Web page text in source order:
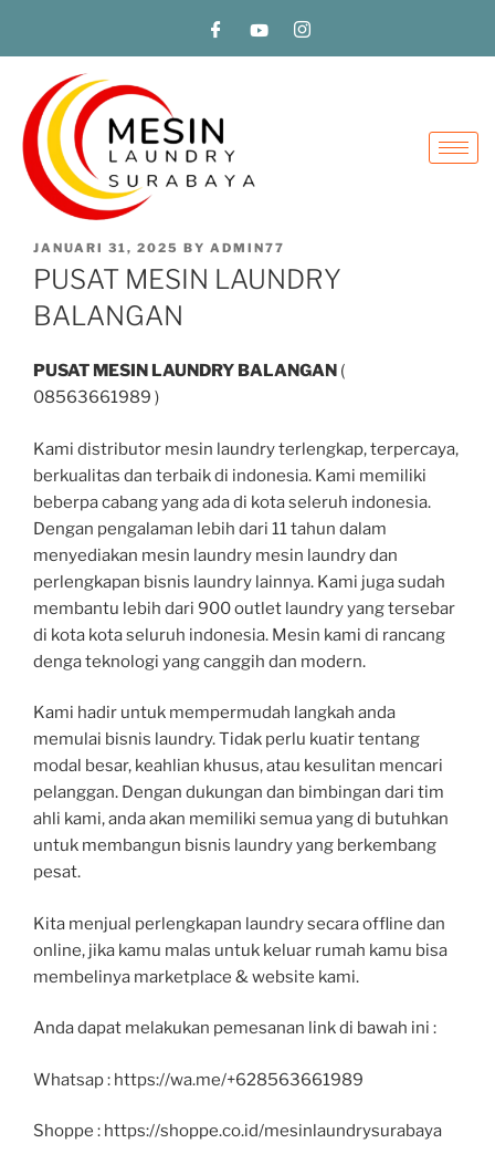
JANUARI 31, 2025 BY ADMIN77
PUSAT MESIN LAUNDRY
BALANGAN
PUSAT MESIN LAUNDRY BALANGAN (
08563661989 )
Kami distributor mesin laundry terlengkap, terpercaya,
berkualitas dan terbaik di indonesia. Kami memiliki
beberpa cabang yang ada di kota seleruh indonesia.
Dengan pengalaman lebih dari 11 tahun dalam
menyediakan mesin laundry mesin laundry dan
perlengkapan bisnis laundry lainnya. Kami juga sudah
membantu lebih dari 900 outlet laundry yang tersebar
di kota kota seluruh indonesia. Mesin kami di rancang
denga teknologi yang canggih dan modern.
Kami hadir untuk mempermudah langkah anda
memulai bisnis laundry. Tidak perlu kuatir tentang
modal besar, keahlian khusus, atau kesulitan mencari
pelanggan. Dengan dukungan dan bimbingan dari tim
ahli kami, anda akan memiliki semua yang di butuhkan
untuk membangun bisnis laundry yang berkembang
pesat.
Kita menjual perlengkapan laundry secara offline dan
online, jika kamu malas untuk keluar rumah kamu bisa
membelinya marketplace & website kami.
Anda dapat melakukan pemesanan link di bawah ini :
Whatsap : https://wa.me/+628563661989
Shoppe : https://shoppe.co.id/mesinlaundrysurabaya